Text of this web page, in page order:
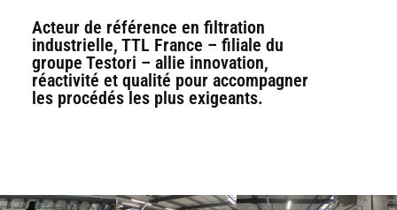
Acteur de référence en filtration
industrielle, TTL France – filiale du
groupe Testori – allie innovation,
réactivité et qualité pour accompagner
les procédés les plus exigeants.